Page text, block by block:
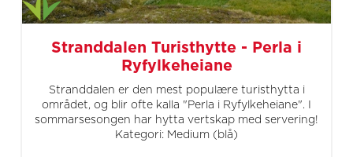
Stranddalen Turisthytte - Perla i
Ryfylkeheiane
Stranddalen er den mest populære turisthytta i
området, og blir ofte kalla "Perla i Ryfylkeheiane". I
sommarsesongen har hytta vertskap med servering!
Kategori: Medium (blå)